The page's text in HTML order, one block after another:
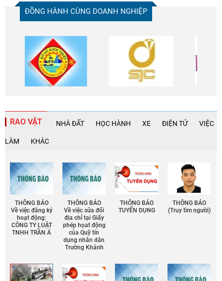
ĐỒNG HÀNH CÙNG DOANH NGHIỆP
RAO VẶT NHÀ ĐẤT HỌC HÀNH XE ĐIỆN TỬ VIỆC
LÀM KHÁC
THÔNG BÁO
Về việc đăng ký
hoạt động:
CÔNG TY LUẬT
TNHH TRẦN Á
THÔNG BÁO
Về việc sửa đổi
địa chỉ tại Giấy
phép họat động
của Quỹ tín
dụng nhân dân
Trường Khánh
THÔNG BÁO
TUYỂN DỤNG
THÔNG BÁO
(Truy tìm người)